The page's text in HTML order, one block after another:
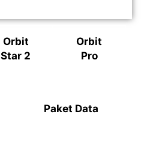
Orbit
Star 2
Orbit
Pro
Paket Data